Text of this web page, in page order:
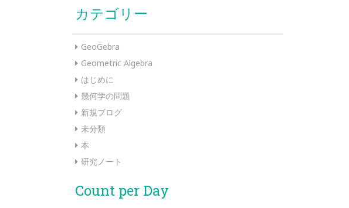
カテゴリー
GeoGebra
Geometric Algebra
はじめに
幾何学の問題
新規ブログ
未分類
本
研究ノート
Count per Day